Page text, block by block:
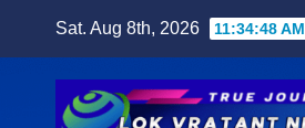
content
Sat. Aug 8th, 2026 11:34:49 AM